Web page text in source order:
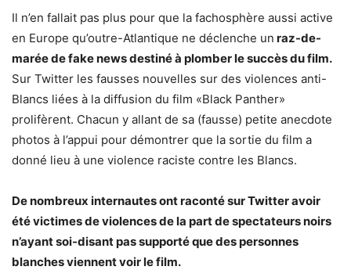
Il n’en fallait pas plus pour que la fachosphère aussi active
en Europe qu’outre-Atlantique ne déclenche un raz-de-
marée de fake news destiné à plomber le succès du film.
Sur Twitter les fausses nouvelles sur des violences anti-
Blancs liées à la diffusion du film «Black Panther»
prolifèrent. Chacun y allant de sa (fausse) petite anecdote
photos à l’appui pour démontrer que la sortie du film a
donné lieu à une violence raciste contre les Blancs.
De nombreux internautes ont raconté sur Twitter avoir
été victimes de violences de la part de spectateurs noirs
n’ayant soi-disant pas supporté que des personnes
blanches viennent voir le film.